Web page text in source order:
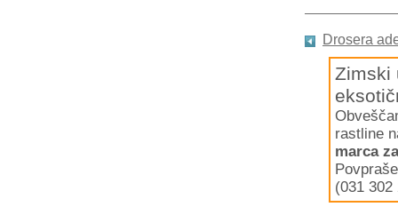
Drosera
Zimski
rastline
marca
(031